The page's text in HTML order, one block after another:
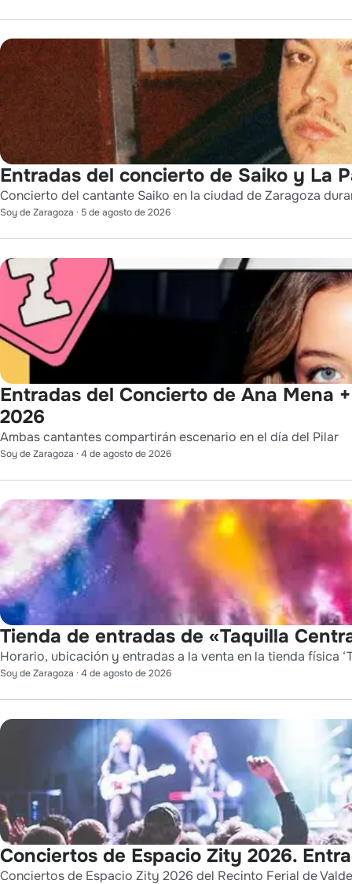
Entradas del concierto de Saiko y La
Concierto del cantante Saiko en la ciudad de Zaragoza
Soy de Zaragoza · 5 de agosto de 2026
Entradas del Concierto de Ana Mena
2026
Ambas cantantes compartirán escenario en el día del Pilar
Soy de Zaragoza · 4 de agosto de 2026
Tienda de entradas de «Taquilla
Horario, ubicación y entradas a la venta en la tienda física
Soy de Zaragoza · 4 de agosto de 2026
Conciertos de Espacio Zity 2026.
Conciertos de Espacio Zity 2026 del Recinto Ferial de